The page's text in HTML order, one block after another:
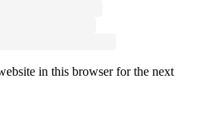
in this browser for the next